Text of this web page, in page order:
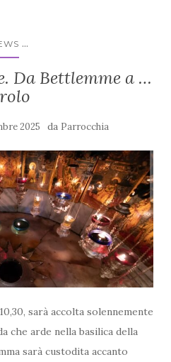
...
Da Bettlemme a …
2025 da Parrocchia
sarà accolta solennemente
che arde nella basilica della
sarà custodita accanto